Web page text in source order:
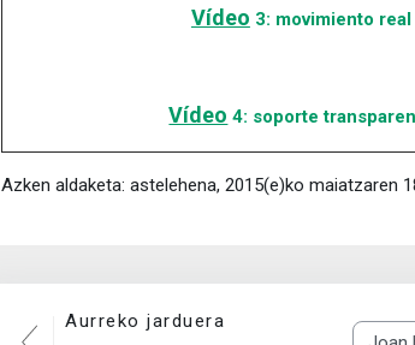
Vídeo 3: movimiento real
Vídeo 4: soporte
Azken aldaketa: astelehena, 2015(e)ko maiatzaren
Aurreko jarduera